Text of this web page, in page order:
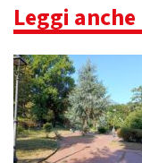
Leggi anche